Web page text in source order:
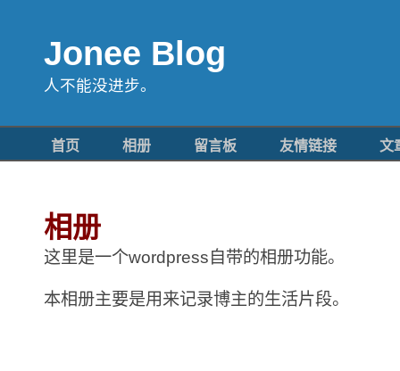
Jonee Blog
人不能没进步。
首页 相册 留言板 友情链接 文
相册
这里是一个wordpress自带的相册功能。
本相册主要是用来记录博主的生活片段。